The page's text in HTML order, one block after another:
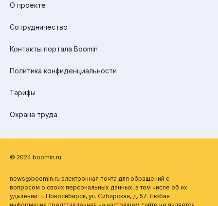
О проекте
Сотрудничество
Контакты портала Boomin
Политика конфиденциальности
Тарифы
Охрана труда
© 2024 boomin.ru
news@boomin.ru электронная почта для обращений с
вопросом о своих персональных данных, в том числе об их
удалении. г. Новосибирск, ул. Сибирская, д. 57. Любая